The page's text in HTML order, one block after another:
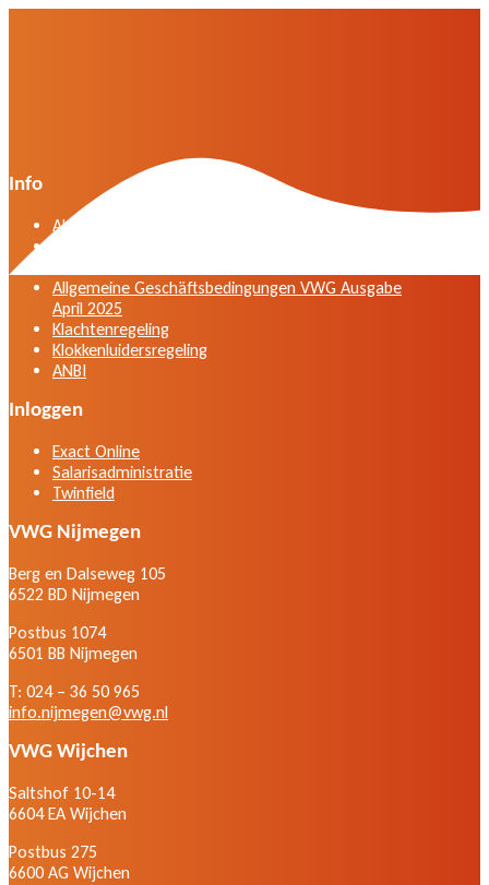
Info
Algemene voorwaarden VWG versie april 2025
Allgemeine Geschäftsbedingungen VWG Ausgabe
April 2025
Klachtenregeling
Klokkenluidersregeling
ANBI
Inloggen
Exact Online
Salarisadministratie
Twinfield
VWG Nijmegen
Berg en Dalseweg 105
6522 BD Nijmegen
Postbus 1074
6501 BB Nijmegen
T: 024 – 36 50 965
info.nijmegen@vwg.nl
VWG Wijchen
Saltshof 10-14
6604 EA Wijchen
Postbus 275
6600 AG Wijchen